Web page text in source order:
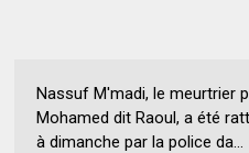
Nassuf M'madi, le meurtrier
Mohamed dit Raoul, a été
à dimanche par la police da...